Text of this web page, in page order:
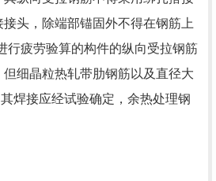
头，除端部锚固外不得在钢筋上
行疲劳验算的构件的纵向受拉钢筋
细晶粒热轧带肋钢筋以及直径大
焊接应经试验确定，余热处理钢